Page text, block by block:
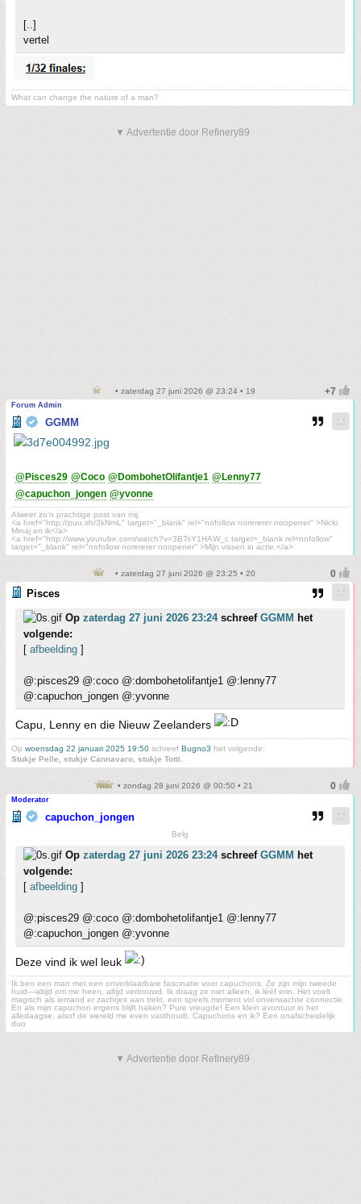
[..]
vertel
What can change the nature of a man?
▼ Advertentie door Refinery89
• zaterdag 27 juni 2026 @ 23:24 • 19
Forum Admin
GGMM
@Pisces29 @Coco @DombohetOlifantje1 @Lenny77
@capuchon_jongen @yvonne
Alweer zo'n prachtige post van mij.
<a href="http://puu.sh/3kNmL" target="_blank" rel="nofollow norererer noopener" >Nicki
Minaj en ik</a>
<a href="http://www.youtube.com/watch?v=3BTsY1HAW_c target=_blank rel=nofollow"
target="_blank" rel="nofollow norererer noopener" >Mijn vissen in actie.</a>
• zaterdag 27 juni 2026 @ 23:25 • 20
Pisces
Op zaterdag 27 juni 2026 23:24schreef GGMM het
volgende:
[ afbeelding ]
@:pisces29 @:coco @:dombohetolifantje1 @:lenny77
@:capuchon_jongen @:yvonne
Capu, Lenny en die Nieuw Zeelanders
Op woensdag 22 januari 2025 19:50 schreef Bugno3 het volgende:
Stukje Pelle, stukje Cannavaro, stukje Totti.
• zondag 28 juni 2026 @ 00:50 • 21
Moderator
capuchon_jongen
Belg
Op zaterdag 27 juni 2026 23:24schreef GGMM het
volgende:
[ afbeelding ]
@:pisces29 @:coco @:dombohetolifantje1 @:lenny77
@:capuchon_jongen @:yvonne
Deze vind ik wel leuk
Ik ben een man met een onverklaarbare fascinatie voor capuchons. Ze zijn mijn tweede
huid—altijd om me heen, altijd vertrouwd. Ik draag ze niet alleen, ik lééf erin. Het voelt
magisch als iemand er zachtjes aan trekt, een speels moment vol onverwachte connectie.
En als mijn capuchon ergens blijft haken? Pure vreugde! Een klein avontuur in het
alledaagse, alsof de wereld me even vasthoudt. Capuchons en ik? Een onafscheidelijk
duo
▼ Advertentie door Refinery89